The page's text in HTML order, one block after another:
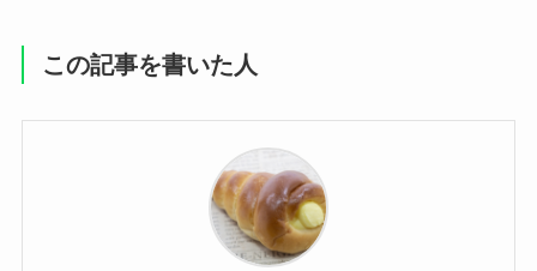
この記事を書いた人